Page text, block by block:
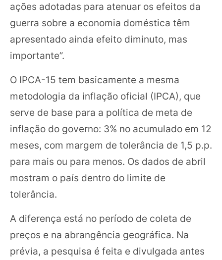
ações adotadas para atenuar os efeitos da
guerra sobre a economia doméstica têm
apresentado ainda efeito diminuto, mas
importante”.
O IPCA-15 tem basicamente a mesma
metodologia da inflação oficial (IPCA), que
serve de base para a política de meta de
inflação do governo: 3% no acumulado em 12
meses, com margem de tolerância de 1,5 p.p.
para mais ou para menos. Os dados de abril
mostram o país dentro do limite de
tolerância.
A diferença está no período de coleta de
preços e na abrangência geográfica. Na
prévia, a pesquisa é feita e divulgada antes